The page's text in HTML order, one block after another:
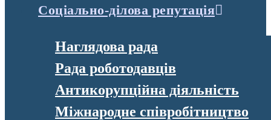
Соціально-ділова репутація
Наглядова рада
Рада роботодавців
Антикорупційна діяльність
Міжнародне співробітництво